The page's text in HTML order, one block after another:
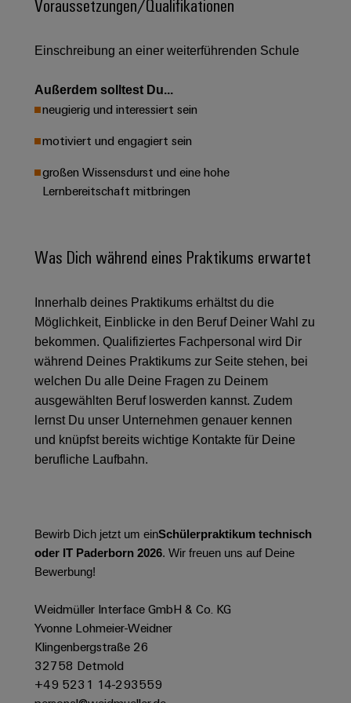
Verbindungslösungen
Energieerzeugung
Zukunftssicherheit
bewährte
Maschinenbau
der
Fabrikautomation
Öl
&
Gas
Sicherer
Betrieb
mit
vernetzten
Lösungen
Photovoltaik
Mehr
Ressourceneffizienz
durch
Schaltschrankbau
Lösungen
für
die
Herausforderungen
im
Systeme
Lösungen
Dezentrale
Automatisierung
Energiemanagement-
Lösungen
IIoT
Software
Industrial
Analytics
Industrial
Automation
Industrial
IoT
Industrial
Service
Platform
easyConnect
EZA-
Regler
Gerätehersteller
Blitz-
Überspannungsschutz
PV
Generatoranschlusskasten
Feldbusverteiler
&
Steuerungen
I/O-
Systeme
Industrial
Ethernet
Touch-
und
Visualisierungstools
Energiemessung
und
Smart
Metering
Weidmüller
Industrial
Technischer
Umweltbezogene
Engineering
Daten
Technische
Produktkataloge
Ersatzteile
Trainings
und
Webinare
PSIRT
Digitale
Bestellmöglichkeiten
Schnittstelle
EDI-
Schnittstelle
ALLE
SERVICES
Partner
IIoT
and
Netzwerk
IIoT
and
Automation
Solution
Partner
finden
Solution
Partner
Messen
&
Globale
Messen
&
Events
Ausbildungs-
Studienplätze
Veranstaltungen
Aktuelle
für
Stellenbörse
Chancen in der
Einschreibung an einer weiterführenden Schule
Außerdem solltest Du...
neugierig und interessiert sein
motiviert und engagiert sein
großen Wissensdurst und eine hohe
Lernbereitschaft mitbringen
Was Dich während eines Praktikums erwartet
Innerhalb deines Praktikums erhältst du die
Möglichkeit, Einblicke in den Beruf Deiner Wahl zu
bekommen. Qualifiziertes Fachpersonal wird Dir
während Deines Praktikums zur Seite stehen, bei
welchen Du alle Deine Fragen zu Deinem
ausgewählten Beruf loswerden kannst. Zudem
lernst Du unser Unternehmen genauer kennen
und knüpfst bereits wichtige Kontakte für Deine
berufliche Laufbahn.
Bewirb Dich jetzt um einSchülerpraktikum technisch
oder IT Paderborn 2026. Wir freuen uns auf Deine
Bewerbung!
Weidmüller Interface GmbH & Co. KG
Yvonne Lohmeier-Weidner
Klingenbergstraße 26
32758 Detmold
+49 5231 14-293559